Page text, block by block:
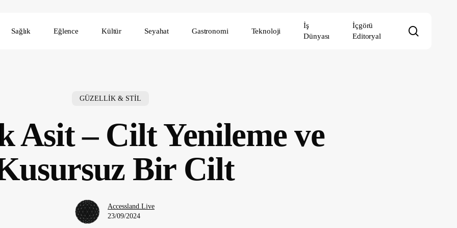
Sağlık Eğlence Kültür Seyahat Gastronomi Teknoloji
İş
Dünyası
İçgörü
Editoryal
GÜZELLİK & STİL
Asit – Cilt Yenileme ve
Bir Cilt
Accessland.Live
23/09/2024